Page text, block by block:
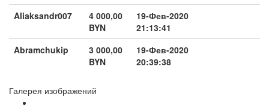
Aliaksandr007
4 000,00
BYN
19-Фев-2020
21:13:41
Abramchukip
3 000,00
BYN
19-Фев-2020
20:39:38
Галерея изображений